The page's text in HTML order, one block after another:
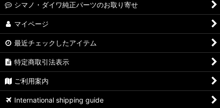
シマノ・ダイワ純正パーツのお取り寄せ
マイページ
最近チェックしたアイテム
特定商取引法表示
ご利用案内
International shipping guide